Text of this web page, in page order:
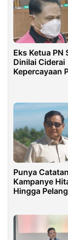
Eks Ketua PN
Dinilai Ciderai
Kepercayaan
Punya Catatan
Kampanye
Hingga